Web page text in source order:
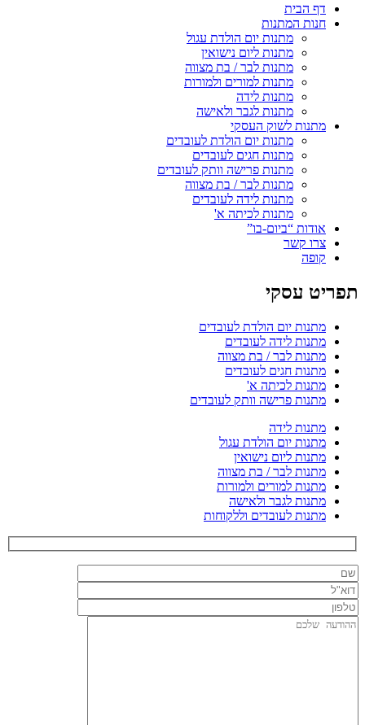
דף הבית
חנות המתנות
מתנות יום הולדת עגול
מתנות ליום נישואין
מתנות לבר / בת מצווה
מתנות למורים ולמורות
מתנות לידה
מתנות לגבר ולאישה
מתנות לשוק העסקי
מתנות יום הולדת לעובדים
מתנות חגים לעובדים
מתנות פרישה וותק לעובדים
מתנות לבר / בת מצווה
מתנות לידה לעובדים
מתנות לכיתה א'
אודות “ביום-בו”
צרו קשר
קופה
תפריט עסקי
מתנות יום הולדת לעובדים
מתנות לידה לעובדים
מתנות לבר / בת מצווה
מתנות חגים לעובדים
מתנות לכיתה א'
מתנות פרישה וותק לעובדים
מתנות לידה
מתנות יום הולדת עגול
מתנות ליום נישואין
מתנות לבר / בת מצווה
מתנות למורים ולמורות
מתנות לגבר ולאישה
מתנות לעובדים וללקוחות